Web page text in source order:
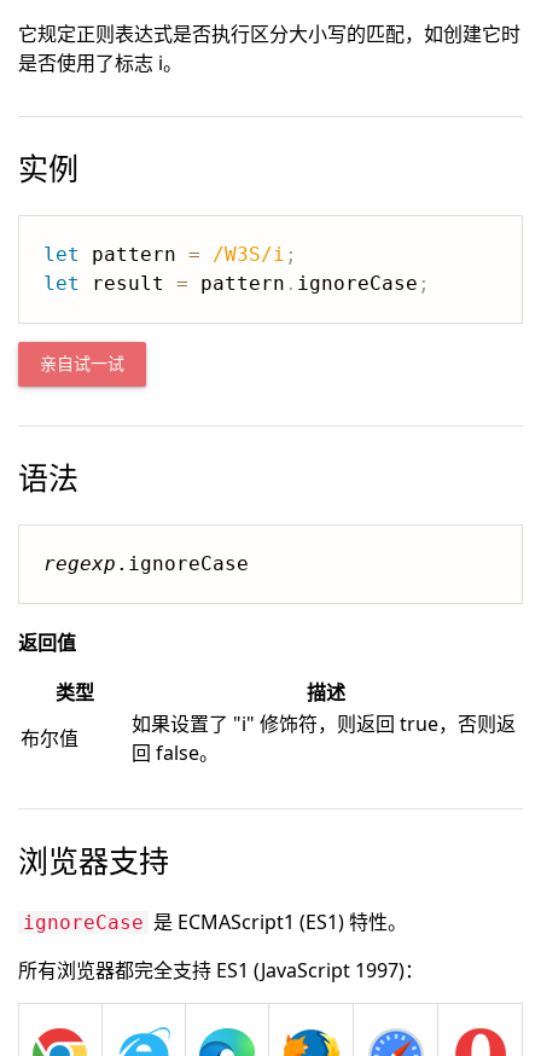
它规定正则表达式是否执行区分大小写的匹配，如创建它时
是否使用了标志 i。
实例
let pattern = /W3S/i ;
let
result = pattern . ignoreCase ;
亲自试一试
语法
regexp .ignoreCase
返回值
类型
描述
布尔值
如果设置了 "i" 修饰符，则返回 true，否则返
回 false。
浏览器支持
ignoreCase 是 ECMAScript1 (ES1) 特性。
所有浏览器都完全支持 ES1 (JavaScript 1997)：